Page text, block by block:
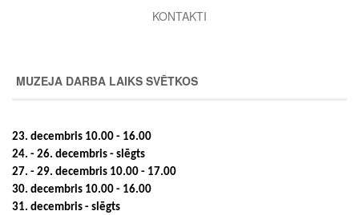
KONTAKTI
MUZEJA DARBA LAIKS SVĒTKOS
23. decembris 10.00 - 16.00
24. - 26. decembris - slēgts
27. - 29. decembris 10.00 - 17.00
30. decembris 10.00 - 16.00
31. decembris - slēgts